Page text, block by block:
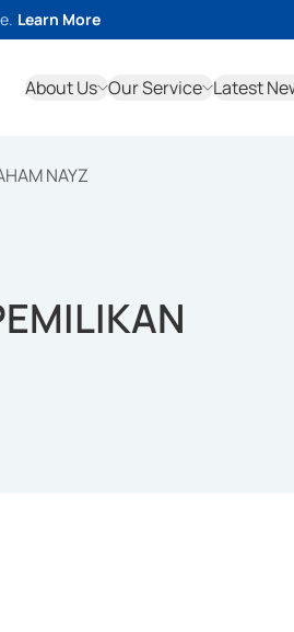
Learn More
About Us Our Service Latest
NAYZ